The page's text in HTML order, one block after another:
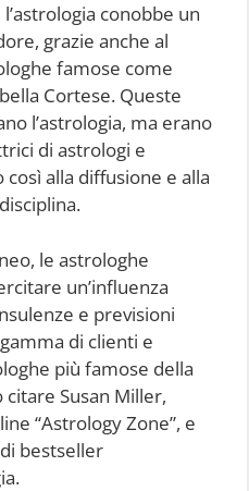
conobbe un
grazie anche al
famose come
Cortese. Queste
l’astrologia, ma erano
di astrologi e
alla diffusione e alla
le astrologhe
un’influenza
e previsioni
di clienti e
più famose della
Susan Miller,
“Astrology Zone”, e
bestseller